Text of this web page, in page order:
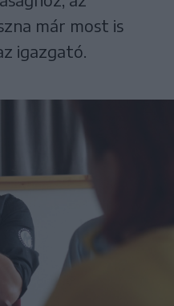
már most is
igazgató.